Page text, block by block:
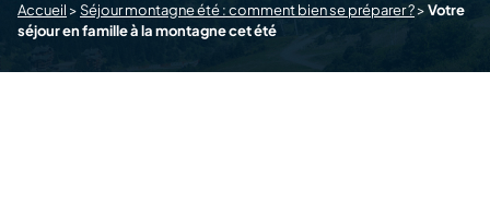
Accueil >Séjour montagne été : comment bien se préparer ?>Votre
séjour en famille à la montagne cet été